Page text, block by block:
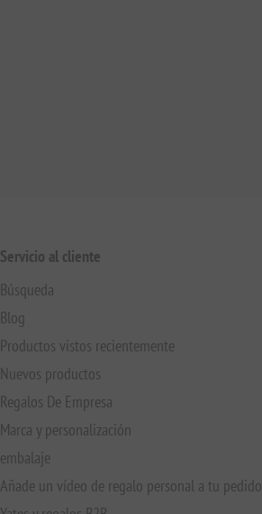
Servicio al cliente
Búsqueda
Blog
Productos vistos recientemente
Nuevos productos
Regalos De Empresa
Marca y personalización
embalaje
Añade un vídeo de regalo personal a tu pedido